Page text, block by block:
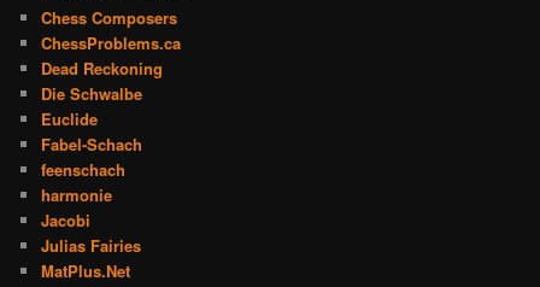
Chess Composers
ChessProblems.ca
Dead Reckoning
Die Schwalbe
Euclide
Fabel-Schach
feenschach
harmonie
Jacobi
Julias Fairies
MatPlus.Net